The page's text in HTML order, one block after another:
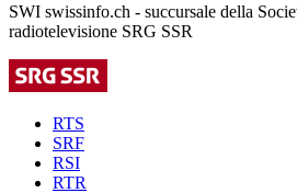
SWI swissinfo.ch - succursale della
radiotelevisione SRG SSR
RTS
SRF
RSI
RTR